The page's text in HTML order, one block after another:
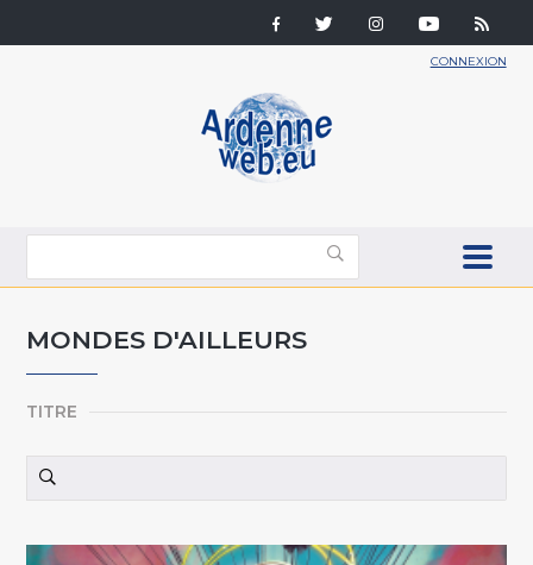
CONNEXION
MONDES D'AILLEURS
TITRE